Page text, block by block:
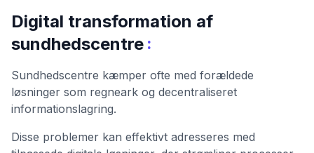
Digital transformation af
sundhedscentre :
Sundhedscentre kæmper ofte med forældede
løsninger som regneark og decentraliseret
informationslagring.
Disse problemer kan effektivt adresseres med